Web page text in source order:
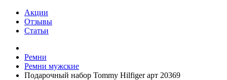
Акции
Отзывы
Статьи
Ремни
Ремни мужские
Подарочный набор Tommy Hilfiger арт 20369